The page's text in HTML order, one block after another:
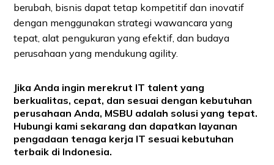
berubah, bisnis dapat tetap kompetitif dan inovatif
dengan menggunakan strategi wawancara yang
tepat, alat pengukuran yang efektif, dan budaya
perusahaan yang mendukung agility.
Jika Anda ingin merekrut IT talent yang
berkualitas, cepat, dan sesuai dengan kebutuhan
perusahaan Anda, MSBU adalah solusi yang tepat.
Hubungi kami sekarang dan dapatkan layanan
pengadaan tenaga kerja IT sesuai kebutuhan
terbaik di Indonesia.